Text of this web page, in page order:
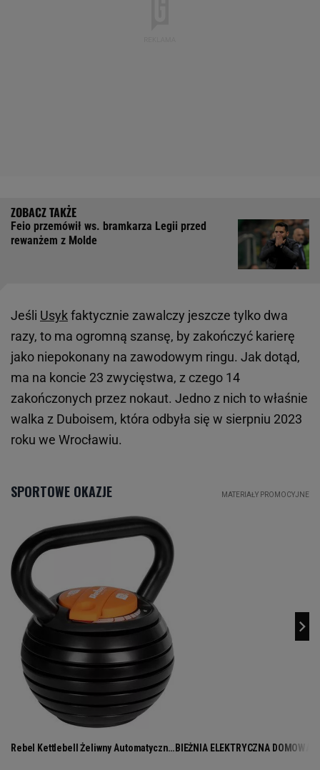
Feio przemówił ws. bramkarza Legii przed
rewanżem z Molde
Jeśli Usykfaktycznie zawalczy jeszcze tylko dwa
razy, to ma ogromną szansę, by zakończyć karierę
jako niepokonany na zawodowym ringu. Jak dotąd,
ma na koncie 23 zwycięstwa, z czego 14
zakończonych przez nokaut. Jedno z nich to właśnie
walka z Duboisem, która odbyła się w sierpniu 2023
roku we Wrocławiu.